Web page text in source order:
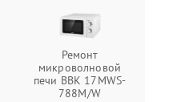
Ремонт
микроволновой
печи BBK 17MWS-
788M/W